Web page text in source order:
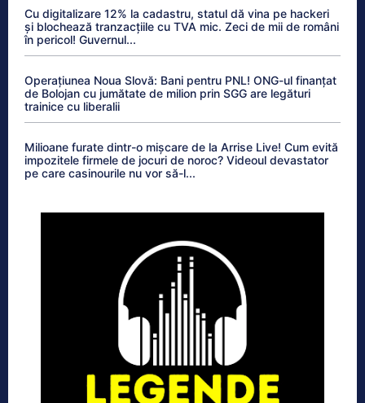
Cu digitalizare 12% la cadastru, statul dă vina pe hackeri
și blochează tranzacțiile cu TVA mic. Zeci de mii de români
în pericol! Guvernul...
Operațiunea Noua Slovă: Bani pentru PNL! ONG-ul finanțat
de Bolojan cu jumătate de milion prin SGG are legături
trainice cu liberalii
Milioane furate dintr-o mișcare de la Arrise Live! Cum evită
impozitele firmele de jocuri de noroc? Videoul devastator
pe care casinourile nu vor să-l...